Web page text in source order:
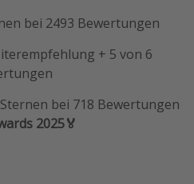
bei 2493 Bewertungen
+ 5 von 6
bei 718 Bewertungen
2025🏅